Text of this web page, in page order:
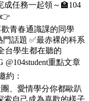
成任務一起領～🏫104
👉
歡青春通識課的同學
話題 ✅最赤裸的科系
台學生都在聽的
@104student重點文章
約：
團、愛情學分你都歐趴